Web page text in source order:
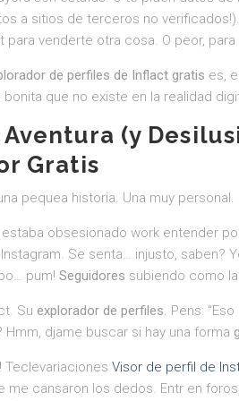
a sitios de terceros no
para venderte otra cosa. O peor,
de perfiles de Inflact gratis es,
bonita que no existe en la realidad
(y
Gratis
pequea historia. Una muy personal.
estaba obsesionado work entender
Se senta… injusto, saben?
pum! Seguidores subiendo como
Su explorador de perfiles. Pens:
Hmm, djame buscar si hay una forma
Teclevariaciones Visor de perfil de
me cansaron los dedos. Entr en